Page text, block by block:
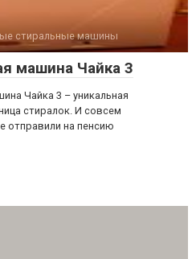
стиральные машины
машина Чайка 3
Чайка 3 – уникальная
стиралок. И совсем
отправили на пенсию